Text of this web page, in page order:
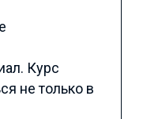
Курс
не только в